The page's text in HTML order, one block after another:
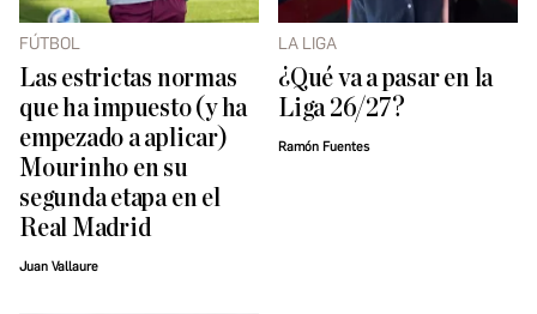
FÚTBOL
Las estrictas normas
que ha impuesto (y ha
empezado a aplicar)
Mourinho en su
segunda etapa en el
Real Madrid
Juan Vallaure
LA LIGA
¿Qué va a pasar en la
Liga 26/27?
Ramón Fuentes